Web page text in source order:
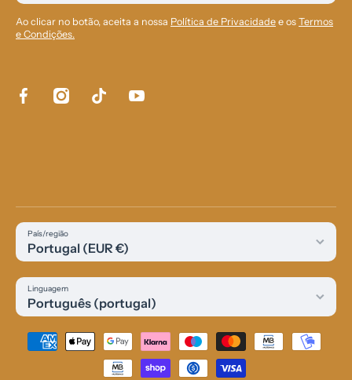
Ao clicar no botão, aceita a nossa Política de Privacidade e os Termos
e Condições.
facebookcom/aurensol84
instagramcom/aurensol_com/
tiktokcom/@aurensolcom
youtubecom/@Aurensol
País/região
Portugal (EUR €)
Linguagem
Português (portugal)
Métodos de Pagamento